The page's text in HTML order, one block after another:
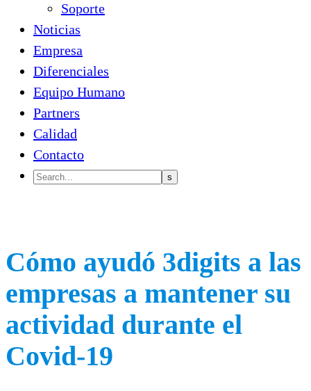
Soporte
Noticias
Empresa
Diferenciales
Equipo Humano
Partners
Calidad
Contacto
Cómo ayudó 3digits a las
empresas a mantener su
actividad durante el
Covid-19